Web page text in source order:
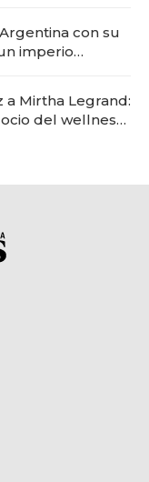
con su
imperio
a Mirtha Legrand:
del wellness